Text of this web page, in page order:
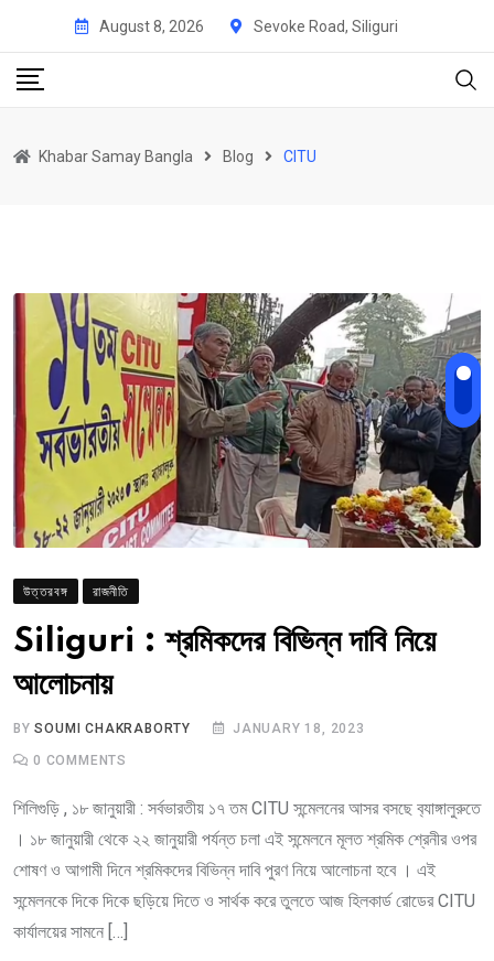
content
August 8, 2026 Sevoke Road, Siliguri
Khabar Samay Bangla Blog CITU
উত্তরবঙ্গ রাজনীতি
Siliguri : শ্রমিকদের বিভিন্ন দাবি নিয়ে
আলোচনায়
BYSOUMI CHAKRABORTY JANUARY 18, 2023
0 COMMENTS
শিলিগুড়ি , ১৮ জানুয়ারী : সর্বভারতীয় ১৭ তম CITU সন্মেলনের আসর বসছে ব‍্যাঙ্গালুরুতে
। ১৮ জানুয়ারী থেকে ২২ জানুয়ারী পর্যন্ত চলা এই সন্মেলনে মূলত শ্রমিক শ্রেনীর ওপর
শোষণ ও আগামী দিনে শ্রমিকদের বিভিন্ন দাবি পুরণ নিয়ে আলোচনা হবে । এই
সন্মেলনকে দিকে দিকে ছড়িয়ে দিতে ও সার্থক করে তুলতে আজ হিলকার্ড রোডের CITU
কার্যালয়ের সামনে […]